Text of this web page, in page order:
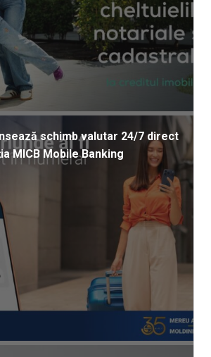
schimb valutar 24/7 direct
MICB Mobile Banking